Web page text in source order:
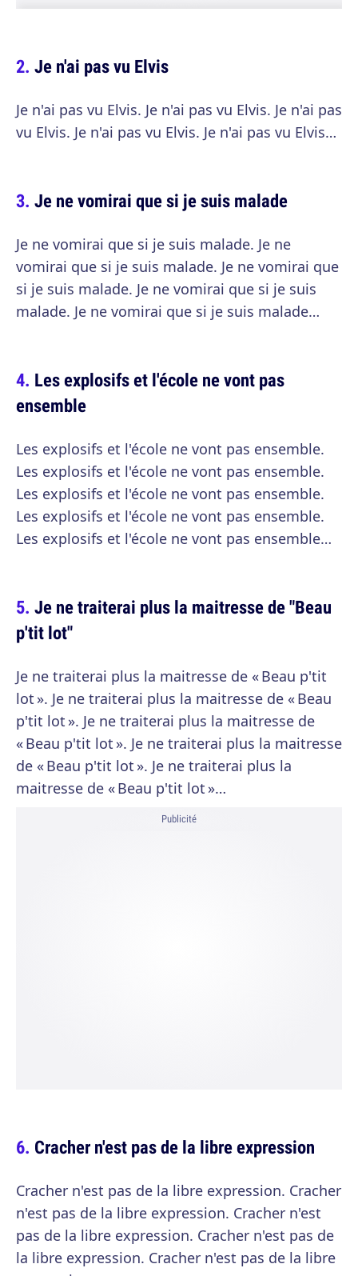
Je n'ai pas vu Elvis
Je n'ai pas vu Elvis. Je n'ai pas vu Elvis. Je n'ai pas
vu Elvis. Je n'ai pas vu Elvis. Je n'ai pas vu Elvis…
Je ne vomirai que si je suis malade
Je ne vomirai que si je suis malade. Je ne
vomirai que si je suis malade. Je ne vomirai que
si je suis malade. Je ne vomirai que si je suis
malade. Je ne vomirai que si je suis malade…
Les explosifs et l'école ne vont pas
ensemble
Les explosifs et l'école ne vont pas ensemble.
Les explosifs et l'école ne vont pas ensemble.
Les explosifs et l'école ne vont pas ensemble.
Les explosifs et l'école ne vont pas ensemble.
Les explosifs et l'école ne vont pas ensemble…
Je ne traiterai plus la maitresse de "Beau
p'tit lot"
Je ne traiterai plus la maitresse de « Beau p'tit
lot ». Je ne traiterai plus la maitresse de « Beau
p'tit lot ». Je ne traiterai plus la maitresse de
« Beau p'tit lot ». Je ne traiterai plus la maitresse
de « Beau p'tit lot ». Je ne traiterai plus la
maitresse de « Beau p'tit lot »…
Publicité
Cracher n'est pas de la libre expression
Cracher n'est pas de la libre expression. Cracher
n'est pas de la libre expression. Cracher n'est
pas de la libre expression. Cracher n'est pas de
la libre expression. Cracher n'est pas de la libre